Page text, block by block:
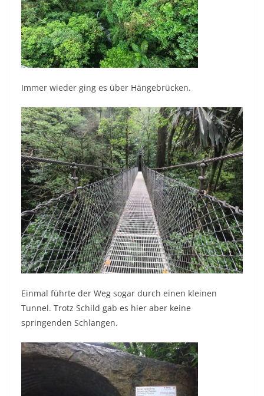
Immer wieder ging es über Hängebrücken.
Einmal führte der Weg sogar durch einen kleinen
Tunnel. Trotz Schild gab es hier aber keine
springenden Schlangen.